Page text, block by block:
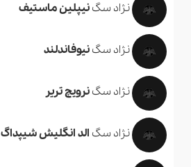
نژاد سگنیپلین ماستیف
نژاد سگنیوفاندلند
نژاد سگنرویچ تریر
نژاد سگ الد انگلیش شیپداگ